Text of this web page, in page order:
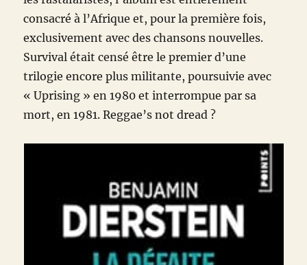
consacré à l’Afrique et, pour la première fois,
exclusivement avec des chansons nouvelles.
Survival était censé être le premier d’une
trilogie encore plus militante, poursuivie avec
« Uprising » en 1980 et interrompue par sa
mort, en 1981. Reggae’s not dread ?